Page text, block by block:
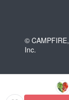
© CAMPFIRE,
Inc.